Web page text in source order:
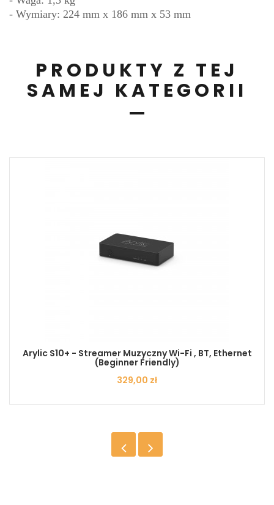
- Wymiary: 224 mm x 186 mm x 53 mm
PRODUKTY Z TEJ
SAMEJ KATEGORII
Arylic S10+ - Streamer Muzyczny Wi-Fi , BT, Ethernet
(Beginner Friendly)
Cena
329,00 zł